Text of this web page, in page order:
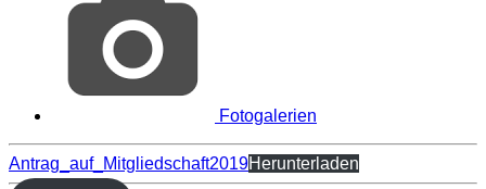
Fotogalerien
Antrag_auf_Mitgliedschaft2019Herunterladen